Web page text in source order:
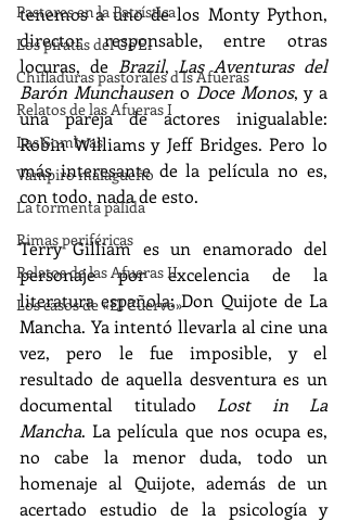
Pastores en la Patrística
Los piratas del Go'El
Chifladuras pastorales d ls Afueras
Relatos de las Afueras I
Las Sombras
Vampiro malagueño
La tormenta pálida
Rimas periféricas
Relatos de las Afueras II
Los casos de «El Cuervo»
tenemos a uno de los Monty Python,
director responsable, entre otras
locuras, de Brazil, Las Aventuras del
Barón Munchausen o Doce Monos, y a
una pareja de actores inigualable:
Robin Williams y Jeff Bridges. Pero lo
más interesante de la película no es,
con todo, nada de esto.
Terry Gilliam es un enamorado del
personaje por excelencia de la
literatura española: Don Quijote de La
Mancha. Ya intentó llevarla al cine una
vez, pero le fue imposible, y el
resultado de aquella desventura es un
documental titulado Lost in La
Mancha. La película que nos ocupa es,
no cabe la menor duda, todo un
homenaje al Quijote, además de un
acertado estudio de la psicología y